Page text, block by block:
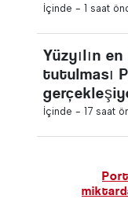
İçinde - 1 saat
Yüzyılın
tutulması
İçinde - 17 saat